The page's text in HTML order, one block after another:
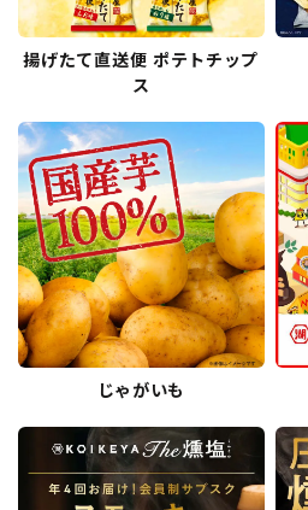
揚げたて直送便 ポテトチップ
ス
じゃがいも